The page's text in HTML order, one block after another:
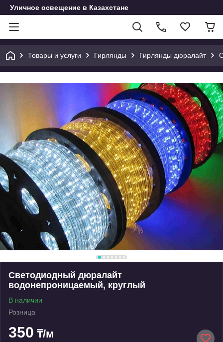
Уличное освещение в Казахстане
Товары и услуги Гирлянды Гирлянды дюралайт
Светодиодный дюралайт
водонепроницаемый, круглый
В наличии
Розница
350 ₸/м